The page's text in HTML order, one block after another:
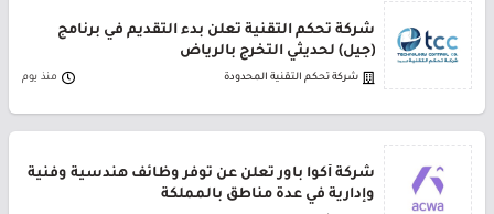
شركة تحكم التقنية تعلن بدء التقديم في برنامج
(جيل) لحديثي التخرج بالرياض
شركة تحكم التقنية المحدودة منذ يوم
شركة أكوا باور تعلن عن توفر وظائف هندسية وفنية
وإدارية في عدة مناطق بالمملكة